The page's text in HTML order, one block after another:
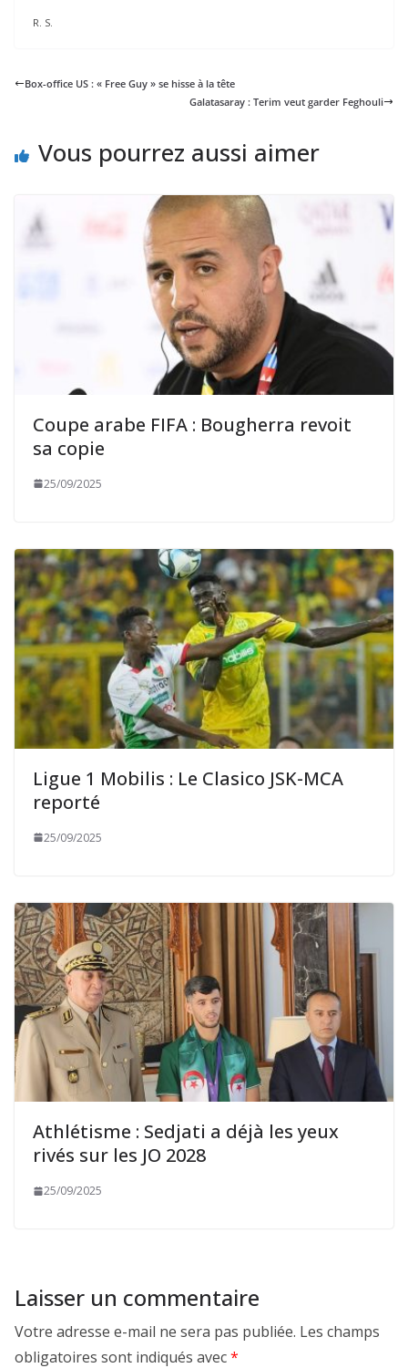
R. S.
Box-office US : « Free Guy » se hisse à la tête
Galatasaray : Terim veut garder Feghouli
Vous pourrez aussi aimer
Coupe arabe FIFA : Bougherra revoit
sa copie
25/09/2025
Ligue 1 Mobilis : Le Clasico JSK-MCA
reporté
25/09/2025
Athlétisme : Sedjati a déjà les yeux
rivés sur les JO 2028
25/09/2025
Laisser un commentaire
Votre adresse e-mail ne sera pas publiée. Les champs
obligatoires sont indiqués avec*